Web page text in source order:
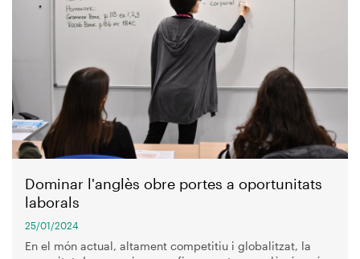
Dominar l'anglès obre portes a oportunitats
laborals
25/01/2024
En el món actual, altament competitiu i globalitzat, la